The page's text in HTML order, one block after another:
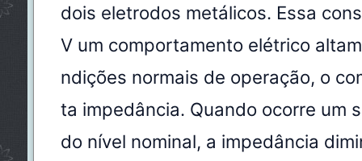
dois eletrodos metálicos. Essa
V um comportamento elétrico
ndições normais de operação, o
ta impedância. Quando ocorre um
do nível nominal, a impedância